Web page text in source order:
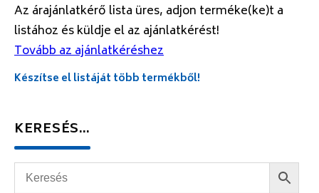
Az árajánlatkérő lista üres, adjon terméke(ke)t a
listához és küldje el az ajánlatkérést!
Tovább az ajánlatkéréshez
Készítse el listáját több termékből!
KERESÉS…